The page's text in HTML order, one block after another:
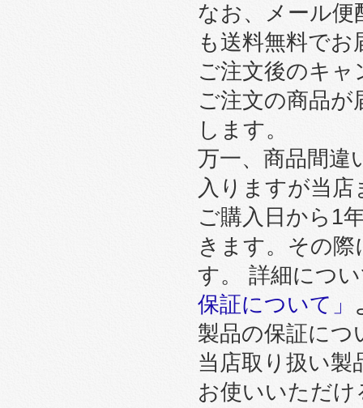
なお、メール便
も送料無料で
ご注文後のキ
ご注文の商品
します。
万一、商品間違
入りますが当
ご購入日から1
きます。その
す。 詳細につ
保証について」
製品の保証につ
当店取り扱い
お使いいただけ